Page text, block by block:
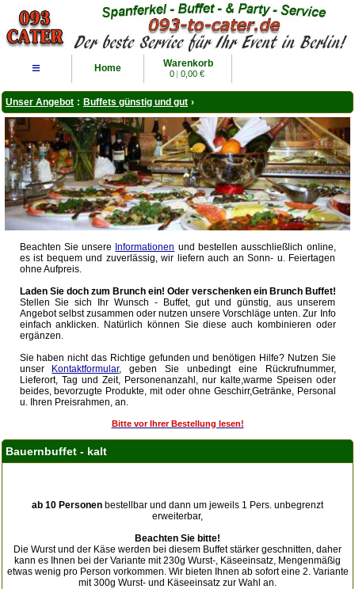
≡ Home Warenkorb
0 | 0,00 €
Unser Angebot : Buffets günstig und gut ›
Beachten Sie unsere Informationen und bestellen ausschließlich online,
es ist bequem und zuverlässig, wir liefern auch an Sonn- u. Feiertagen
ohne Aufpreis.
Laden Sie doch zum Brunch ein! Oder verschenken ein Brunch Buffet!
Stellen Sie sich Ihr Wunsch - Buffet, gut und günstig, aus unserem
Angebot selbst zusammen oder nutzen unsere Vorschläge unten. Zur Info
einfach anklicken. Natürlich können Sie diese auch kombinieren oder
ergänzen.
Sie haben nicht das Richtige gefunden und benötigen Hilfe? Nutzen Sie
unser
Kontaktformular, geben Sie unbedingt eine Rückrufnummer,
Lieferort, Tag und Zeit, Personenanzahl, nur kalte,warme Speisen oder
beides, bevorzugte Produkte, mit oder ohne Geschirr,Getränke, Personal
u. Ihren Preisrahmen, an.
Bitte vor Ihrer Bestellung lesen!
Bauernbuffet - kalt
ab 10 Personen bestellbar und dann um jeweils 1 Pers. unbegrenzt
erweiterbar,
Beachten Sie bitte!
Die Wurst und der Käse werden bei diesem Buffet stärker geschnitten, daher
kann es Ihnen bei der Variante mit 230g Wurst-, Käseeinsatz, Mengenmäßig
etwas wenig pro Person vorkommen. Wir bieten Ihnen ab sofort eine 2. Variante
mit 300g Wurst- und Käseeinsatz zur Wahl an.